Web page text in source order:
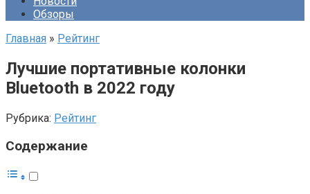
Обзоры
Главная » Рейтинг
Лучшие портативные колонки
Bluetooth в 2022 году
Рубрика: Рейтинг
Содержание